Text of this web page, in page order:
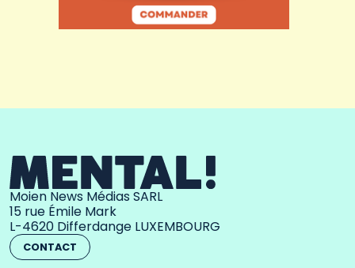
Moien News Médias SARL
15 rue Émile Mark
L-4620 Differdange LUXEMBOURG
CONTACT